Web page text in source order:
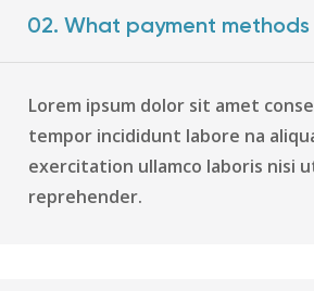
02. What payment
Lorem ipsum dolor sit amet
tempor incididunt labore na
exercitation ullamco laboris nisi
reprehender.